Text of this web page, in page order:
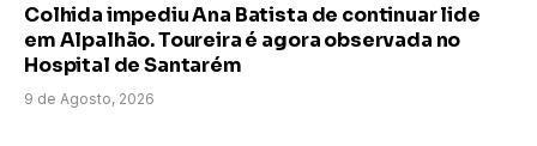
Colhida impediu Ana Batista de continuar lide
em Alpalhão. Toureira é agora observada no
Hospital de Santarém
9 de Agosto, 2026